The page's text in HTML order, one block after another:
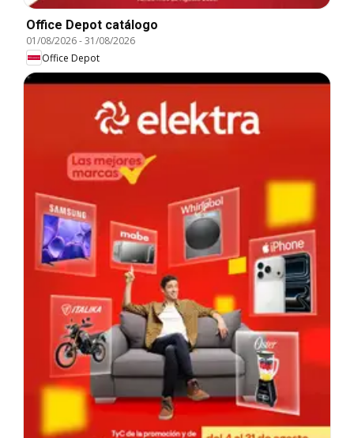
Office Depot catálogo
01/08/2026-31/08/2026
Office Depot